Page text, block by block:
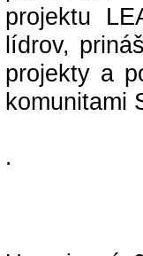
projektu
lídrov,
projekty a
komunitami
.